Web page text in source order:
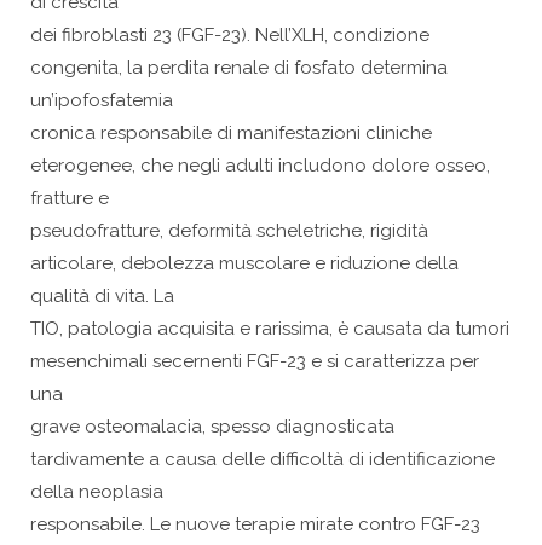
dei fibroblasti 23 (FGF-23). Nell’XLH, condizione
congenita, la perdita renale di fosfato determina
un’ipofosfatemia
cronica responsabile di manifestazioni cliniche
eterogenee, che negli adulti includono dolore osseo,
fratture e
pseudofratture, deformità scheletriche, rigidità
articolare, debolezza muscolare e riduzione della
qualità di vita. La
TIO, patologia acquisita e rarissima, è causata da tumori
mesenchimali secernenti FGF-23 e si caratterizza per
una
grave osteomalacia, spesso diagnosticata
tardivamente a causa delle difficoltà di identificazione
della neoplasia
responsabile. Le nuove terapie mirate contro FGF-23